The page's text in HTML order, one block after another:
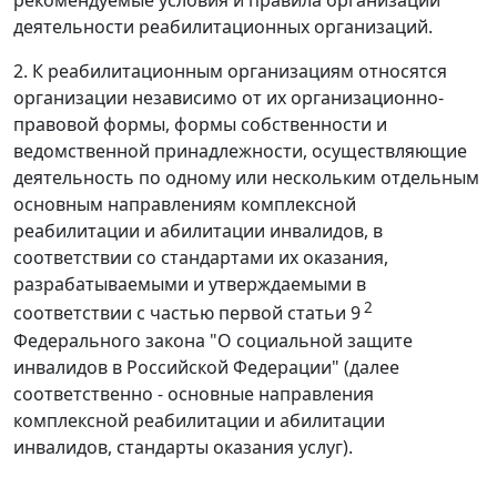
деятельности реабилитационных организаций.
2. К реабилитационным организациям относятся
организации независимо от их организационно-
правовой формы, формы собственности и
ведомственной принадлежности, осуществляющие
деятельность по одному или нескольким отдельным
основным направлениям комплексной
реабилитации и абилитации инвалидов, в
соответствии со стандартами их оказания,
разрабатываемыми и утверждаемыми в
соответствии с частью первой статьи 92
Федерального закона "О социальной защите
инвалидов в Российской Федерации" (далее
соответственно - основные направления
комплексной реабилитации и абилитации
инвалидов, стандарты оказания услуг).